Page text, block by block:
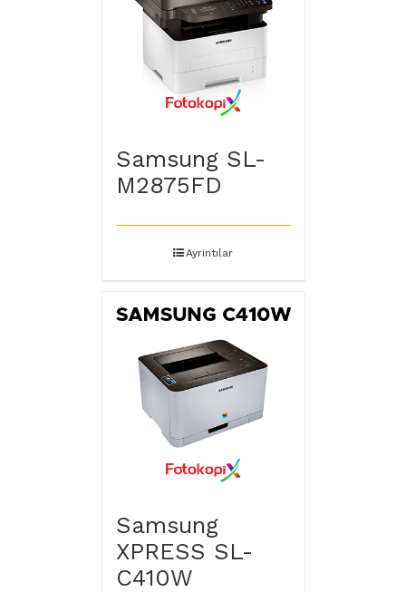
Samsung SL-
M2875FD
Ayrıntılar
Samsung
XPRESS SL-
C410W